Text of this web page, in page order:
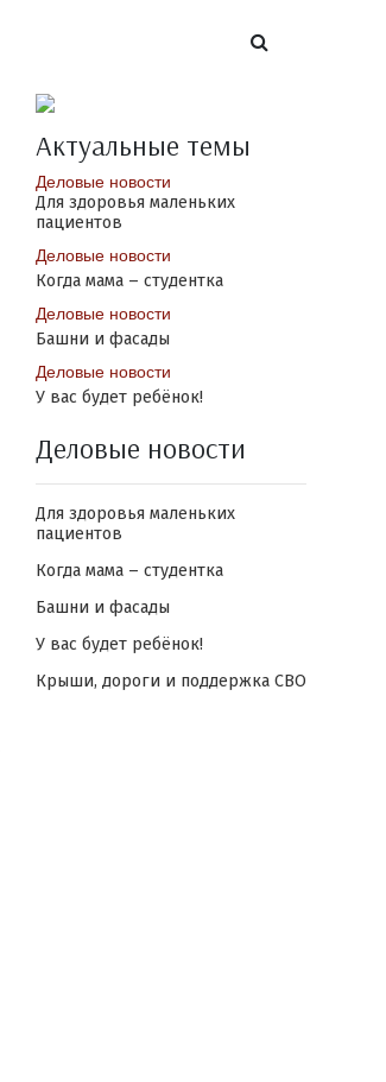
Актуальные темы
Деловые новости
Для здоровья маленьких
пациентов
Деловые новости
Когда мама – студентка
Деловые новости
Башни и фасады
Деловые новости
У вас будет ребёнок!
Деловые новости
Для здоровья маленьких
пациентов
Когда мама – студентка
Башни и фасады
У вас будет ребёнок!
Крыши, дороги и поддержка СВО